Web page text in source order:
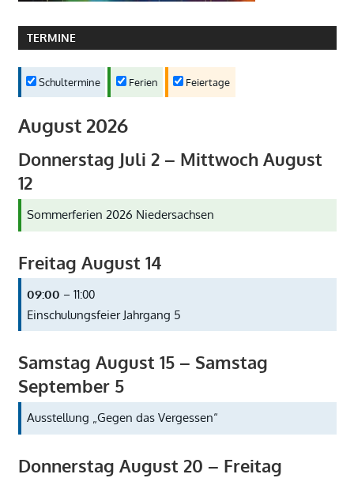
TERMINE
Schultermine Ferien Feiertage
August 2026
Donnerstag Juli 2– Mittwoch August
12
Sommerferien 2026 Niedersachsen
Freitag August 14
09:00 – 11:00
Einschulungsfeier Jahrgang 5
Samstag August 15– Samstag
September 5
Ausstellung „Gegen das Vergessen“
Donnerstag August 20 – Freitag